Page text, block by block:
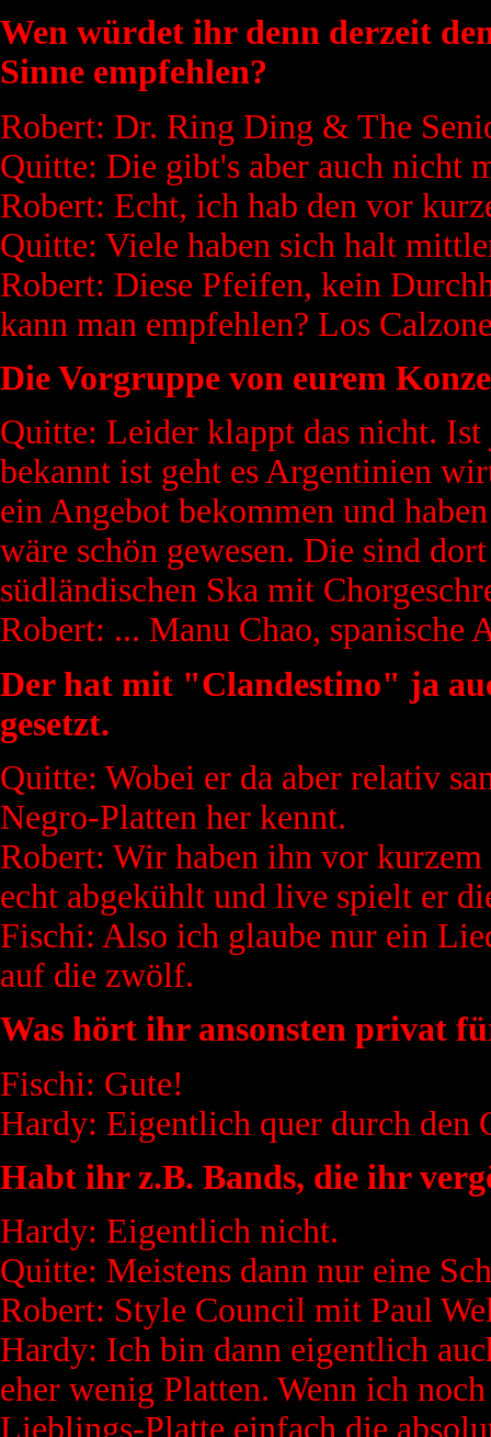
Wen würdet ihr denn derzeit
Sinne empfehlen?
Robert: Dr. Ring Ding & The
Quitte: Die gibt's aber auch nicht
Robert: Echt, ich hab den vor
Quitte: Viele haben sich halt
Robert: Diese Pfeifen, kein
kann man empfehlen? Los
Die Vorgruppe von eurem
Quitte: Leider klappt das nicht.
bekannt ist geht es Argentinien
ein Angebot bekommen und
wäre schön gewesen. Die sind
südländischen Ska mit
Robert: ... Manu Chao, spanische
Der hat mit "Clandestino" ja
gesetzt.
Quitte: Wobei er da aber relativ
Negro-Platten her kennt.
Robert: Wir haben ihn vor
echt abgekühlt und live spielt er
Fischi: Also ich glaube nur ein
auf die zwölf.
Was hört ihr ansonsten privat
Fischi: Gute!
Hardy: Eigentlich quer durch den
Habt ihr z.B. Bands, die ihr
Hardy: Eigentlich nicht.
Quitte: Meistens dann nur eine
Robert: Style Council mit Paul
Hardy: Ich bin dann eigentlich
eher wenig Platten. Wenn ich
Lieblings-Platte einfach die